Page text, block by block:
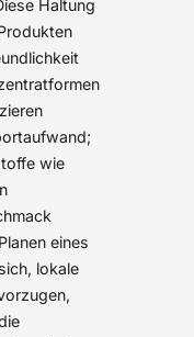
Haltung
wie
eines
lokale